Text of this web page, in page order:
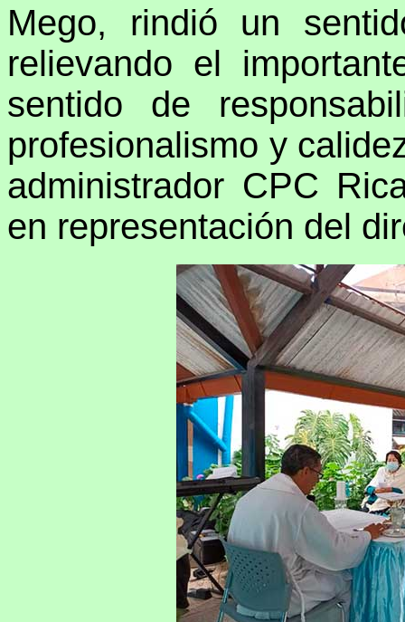
Mego, rindió un
relievando el
sentido de
profesionalismo y
administrador CPC
en representación del